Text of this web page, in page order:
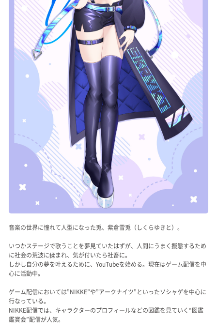
Follow us
Official SNS
音楽の世界に憧れて人型になった兎、紫倉雪兎（しくらゆきと）。
いつかステージで歌うことを夢見ていたはずが、人間にうまく擬態するため
に社会の荒波に揉まれ、気が付いたら社畜に。
しかし自分の夢を叶えるために、YouTubeを始める。現在はゲーム配信を中
心に活動中。
ゲーム配信においては”NIKKE”や”アークナイツ”といったソシャゲを中心に
行なっている。
NIKKE配信では、キャラクターのプロフィールなどの図鑑を見ていく“図鑑
鑑賞会”配信が人気。